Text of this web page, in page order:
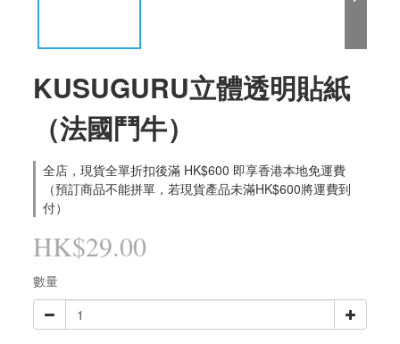
KUSUGURU立體透明貼紙
（法國鬥牛）
全店，現貨全單折扣後滿 HK$600 即享香港本地免運費
（預訂商品不能拼單，若現貨產品未滿HK$600將運費到
付）
HK$29.00
數量